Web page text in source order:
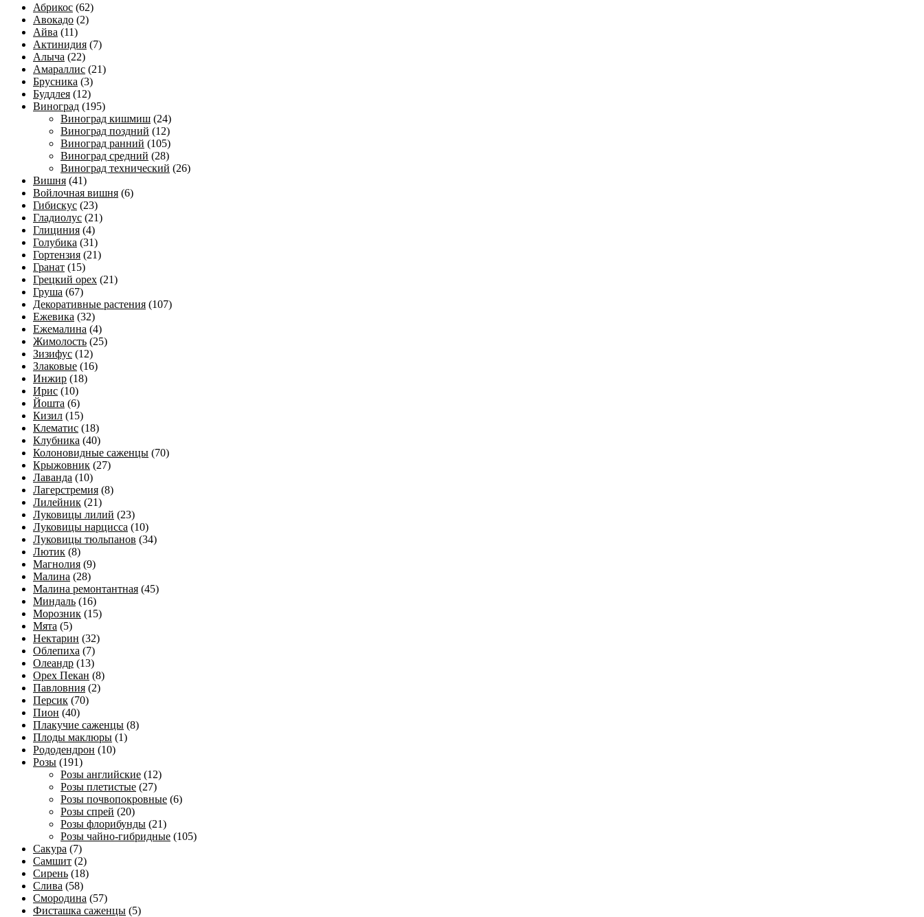
Абрикос (62)
Авокадо (2)
Айва (11)
Актинидия (7)
Алыча (22)
Амараллис (21)
Брусника (3)
Буддлея (12)
Виноград (195)
Виноград кишмиш (24)
Виноград поздний (12)
Виноград ранний (105)
Виноград средний (28)
Виноград технический (26)
Вишня (41)
Войлочная вишня (6)
Гибискус (23)
Гладиолус (21)
Глициния (4)
Голубика (31)
Гортензия (21)
Гранат (15)
Грецкий орех (21)
Груша (67)
Декоративные растения (107)
Ежевика (32)
Ежемалина (4)
Жимолость (25)
Зизифус (12)
Злаковые (16)
Инжир (18)
Ирис (10)
Йошта (6)
Кизил (15)
Клематис (18)
Клубника (40)
Колоновидные саженцы (70)
Крыжовник (27)
Лаванда (10)
Лагерстремия (8)
Лилейник (21)
Луковицы лилий (23)
Луковицы нарцисса (10)
Луковицы тюльпанов (34)
Лютик (8)
Магнолия (9)
Малина (28)
Малина ремонтантная (45)
Миндаль (16)
Морозник (15)
Мята (5)
Нектарин (32)
Облепиха (7)
Олеандр (13)
Орех Пекан (8)
Павловния (2)
Персик (70)
Пион (40)
Плакучие саженцы (8)
Плоды маклюры (1)
Рододендрон (10)
Розы (191)
Розы английские (12)
Розы плетистые (27)
Розы почвопокровные (6)
Розы спрей (20)
Розы флорибунды (21)
Розы чайно-гибридные (105)
Сакура (7)
Самшит (2)
Сирень (18)
Слива (58)
Смородина (57)
Фисташка саженцы (5)